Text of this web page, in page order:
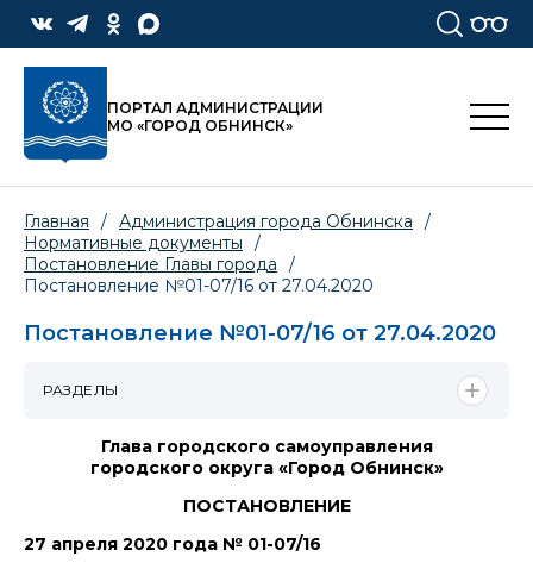
ПОРТАЛ АДМИНИСТРАЦИИ
МО «ГОРОД ОБНИНСК»
Главная / Администрация города Обнинска
/
Нормативные документы
/
Постановление Главы города
/
Постановление №01-07/16 от 27.04.2020
Постановление №01-07/16 от 27.04.2020
Глава городского самоуправления
городского округа «Город Обнинск»
ПОСТАНОВЛЕНИЕ
27 апреля 2020 года № 01-07/16
РАЗДЕЛЫ